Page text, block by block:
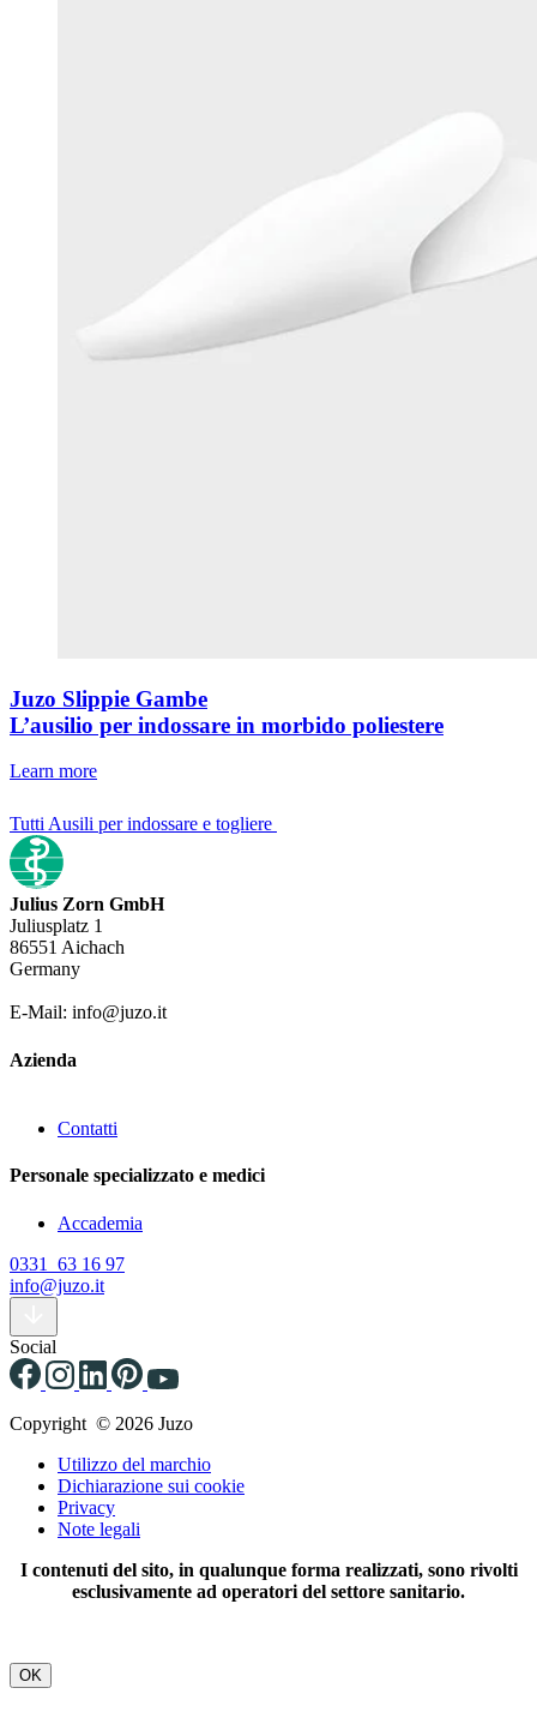
Juzo Slippie Gambe
L’ausilio per indossare in morbido poliestere
Learn more
Tutti Ausili per indossare e togliere
Julius Zorn GmbH
Juliusplatz 1
86551 Aichach
Germany
E-Mail: info@juzo.it
Azienda
Contatti
Personale specializzato e medici
Accademia
0331 63 16 97
info@juzo.it
Social
Copyright © 2026 Juzo
Utilizzo del marchio
Dichiarazione sui cookie
Privacy
Note legali
I contenuti del sito, in qualunque forma realizzati, sono rivolti
esclusivamente ad operatori del settore sanitario.
OK